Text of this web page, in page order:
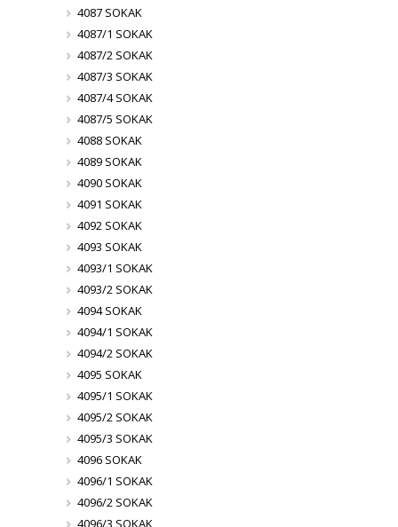
4087 SOKAK
4087/1 SOKAK
4087/2 SOKAK
4087/3 SOKAK
4087/4 SOKAK
4087/5 SOKAK
4088 SOKAK
4089 SOKAK
4090 SOKAK
4091 SOKAK
4092 SOKAK
4093 SOKAK
4093/1 SOKAK
4093/2 SOKAK
4094 SOKAK
4094/1 SOKAK
4094/2 SOKAK
4095 SOKAK
4095/1 SOKAK
4095/2 SOKAK
4095/3 SOKAK
4096 SOKAK
4096/1 SOKAK
4096/2 SOKAK
4096/3 SOKAK